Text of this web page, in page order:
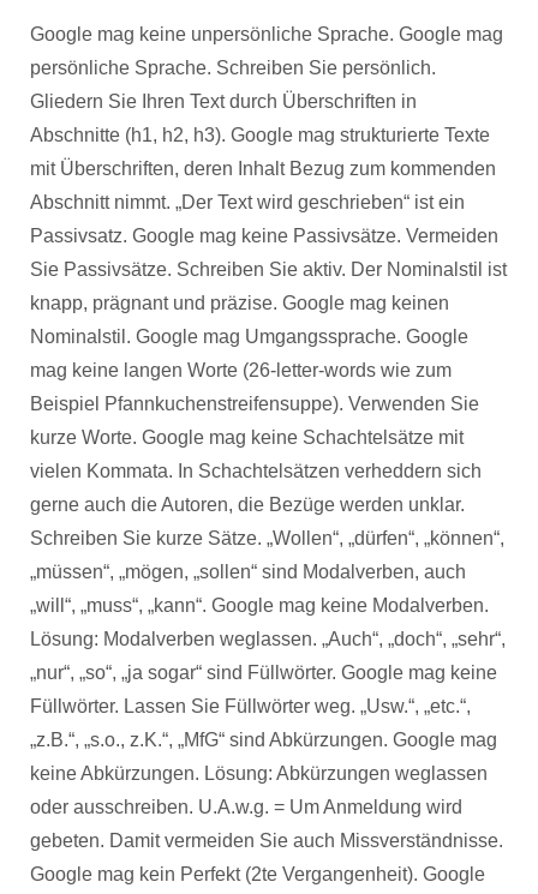
Google mag keine unpersönliche Sprache. Google mag
persönliche Sprache. Schreiben Sie persönlich.
Gliedern Sie Ihren Text durch Überschriften in
Abschnitte (h1, h2, h3). Google mag strukturierte Texte
mit Überschriften, deren Inhalt Bezug zum kommenden
Abschnitt nimmt. „Der Text wird geschrieben“ ist ein
Passivsatz. Google mag keine Passivsätze. Vermeiden
Sie Passivsätze. Schreiben Sie aktiv. Der Nominalstil ist
knapp, prägnant und präzise. Google mag keinen
Nominalstil. Google mag Umgangssprache. Google
mag keine langen Worte (26-letter-words wie zum
Beispiel Pfannkuchenstreifensuppe). Verwenden Sie
kurze Worte. Google mag keine Schachtelsätze mit
vielen Kommata. In Schachtelsätzen verheddern sich
gerne auch die Autoren, die Bezüge werden unklar.
Schreiben Sie kurze Sätze. „Wollen“, „dürfen“, „können“,
„müssen“, „mögen, „sollen“ sind Modalverben, auch
„will“, „muss“, „kann“. Google mag keine Modalverben.
Lösung: Modalverben weglassen. „Auch“, „doch“, „sehr“,
„nur“, „so“, „ja sogar“ sind Füllwörter. Google mag keine
Füllwörter. Lassen Sie Füllwörter weg. „Usw.“, „etc.“,
„z.B.“, „s.o., z.K.“, „MfG“ sind Abkürzungen. Google mag
keine Abkürzungen. Lösung: Abkürzungen weglassen
oder ausschreiben. U.A.w.g. = Um Anmeldung wird
gebeten. Damit vermeiden Sie auch Missverständnisse.
Google mag kein Perfekt (2te Vergangenheit). Google